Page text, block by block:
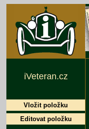
iVeteran.cz
Vložit položku
Editovat položku